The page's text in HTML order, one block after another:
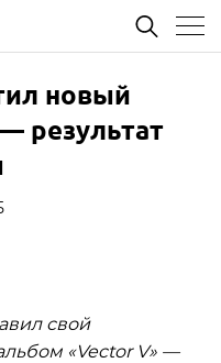
новый
результат
свой
«Vector V» —